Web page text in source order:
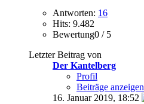
Antworten: 16
Hits: 9.482
Bewertung0 / 5
Letzter Beitrag von
Der Kantelberg
Profil
Beiträge anzeigen
16. Januar 2019, 18:52